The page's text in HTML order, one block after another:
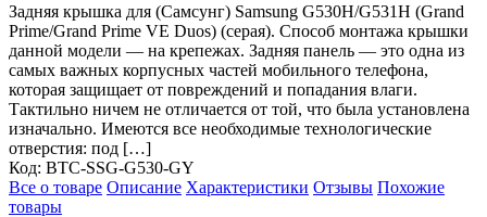
Задняя крышка для (Самсунг) Samsung G530H/G531H (Grand
Prime/Grand Prime VE Duos) (серая). Способ монтажа крышки
данной модели — на крепежах. Задняя панель — это одна из
самых важных корпусных частей мобильного телефона,
которая защищает от повреждений и попадания влаги.
Тактильно ничем не отличается от той, что была установлена
изначально. Имеются все необходимые технологические
отверстия: под […]
Код: BTC-SSG-G530-GY
Все о товаре Описание Характеристики Отзывы Похожие
товары